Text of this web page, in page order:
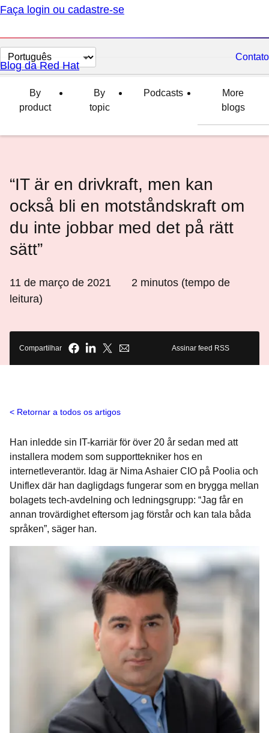
Faça login ou cadastre-se
Selecionar
idioma
Contato
Blog da Red Hat
By
product
By
topic
Podcasts
More
blogs
“IT är en drivkraft, men kan
också bli en motståndskraft om
du inte jobbar med det på rätt
sätt”
11 de março de 2021 2 minutos (tempo de
leitura)
Compartilhar Assinar feed RSS
Retornar a todos os artigos
Han inledde sin IT-karriär för över 20 år sedan med att
installera modem som supporttekniker hos en
internetleverantör. Idag är Nima Ashaier CIO på Poolia och
Uniflex där han dagligdags fungerar som en brygga mellan
bolagets tech-avdelning och ledningsgrupp: “Jag får en
annan trovärdighet eftersom jag förstår och kan tala båda
språken”, säger han.